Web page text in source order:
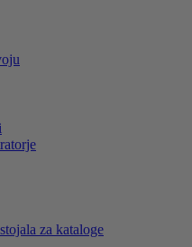
za kataloge